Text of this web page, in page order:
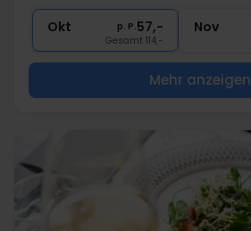
∞ Gratis Internet
Okt p. P.57,-
Gesamt 114,-
Nov
Mehr anzeigen